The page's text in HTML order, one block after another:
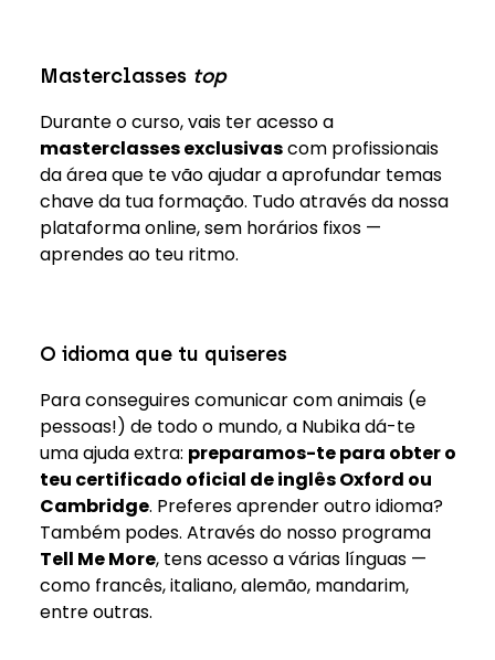
Masterclasses top
Durante o curso, vais ter acesso a
masterclasses exclusivascom profissionais
da área que te vão ajudar a aprofundar temas
chave da tua formação. Tudo através da nossa
plataforma online, sem horários fixos —
aprendes ao teu ritmo.
O idioma que tu quiseres
Para conseguires comunicar com animais (e
pessoas!) de todo o mundo, a Nubika dá-te
uma ajuda extra: preparamos-te para obter o
teu certificado oficial de inglês Oxford ou
Cambridge. Preferes aprender outro idioma?
Também podes. Através do nosso programa
Tell Me More, tens acesso a várias línguas —
como francês, italiano, alemão, mandarim,
entre outras.